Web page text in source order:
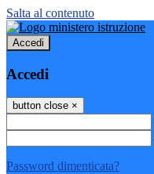
Salta al contenuto
Accedi
Accedi
button close ×
Password dimenticata?